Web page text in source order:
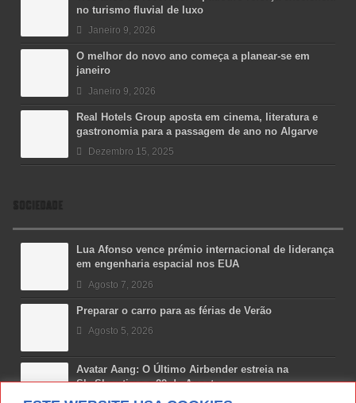
no turismo fluvial de luxo
Janeiro 9, 2026
O melhor do novo ano começa a planear-se em
janeiro
Janeiro 9, 2026
Real Hotels Group aposta em cinema, literatura e
gastronomia para a passagem de ano no Algarve
Dezembro 15, 2025
SOCIEDADE
Lua Afonso vence prémio internacional de liderança
em engenharia espacial nos EUA
Agosto 7, 2026
Preparar o carro para as férias de Verão
Agosto 5, 2026
Avatar Aang: O Último Airbender estreia na
SkyShowtime a 22 de Agosto